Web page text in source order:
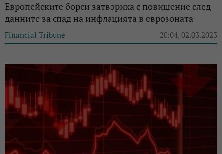
Европейските борси затвориха с повишение след
данните за спад на инфлацията в еврозоната
Financial Tribune 20:04, 02.03.2023